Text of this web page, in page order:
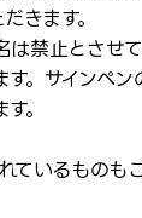
きます。
禁止とさせて
。サインペ
。
ているものも